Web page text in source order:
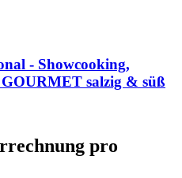
- Showcooking,
salzig & süß
pro